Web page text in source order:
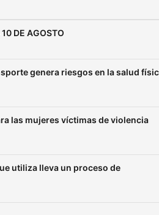
DE AGOSTO
genera riesgos en la salud
las mujeres víctimas de violencia
utiliza lleva un proceso de